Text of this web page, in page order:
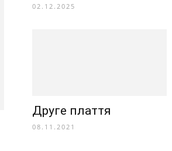
02.12.2025
Друге плаття
08.11.2021